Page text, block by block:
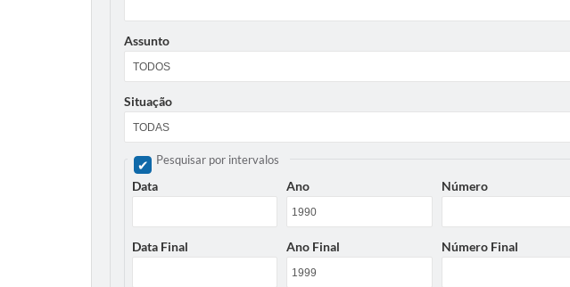
Assunto
Situação
Pesquisar por intervalos
Data Ano Número
Data Final Ano Final Número Final